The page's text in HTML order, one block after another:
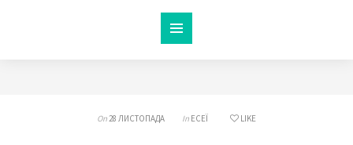
On28 ЛИСТОПАДА In ЕСЕЇ LIKE